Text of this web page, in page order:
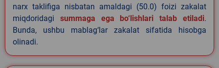
narx taklifiga nisbatan amaldagi (50.0) foizi zakalat
miqdoridagi summaga ega bo‘lishlari talab etiladi.
Bunda, ushbu mablag‘lar zakalat sifatida hisobga
olinadi.